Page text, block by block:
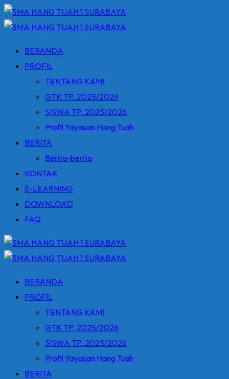
Skip
to
BERANDA
PROFIL
TENTANG KAMI
GTK TP. 2025/2026
SISWA TP. 2025/2026
Profil Yayasan Hang Tuah
BERITA
Berita-berita
KONTAK
E-LEARNING
DOWNLOAD
FAQ
BERANDA
PROFIL
TENTANG KAMI
GTK TP. 2025/2026
SISWA TP. 2025/2026
Profil Yayasan Hang Tuah
BERITA